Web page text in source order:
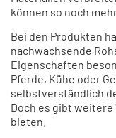
können so noch
Bei den Produkten
nachwachsende
Eigenschaften
Pferde, Kühe oder
selbstverständlich
Doch es gibt
bieten.